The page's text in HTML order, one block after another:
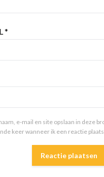
*
e-mail en site opslaan in deze
keer wanneer ik een reactie